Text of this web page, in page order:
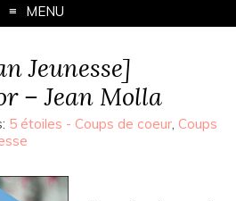
MENU
Jeunesse]
– Jean Molla
5 étoiles - Coups de coeur, Coups